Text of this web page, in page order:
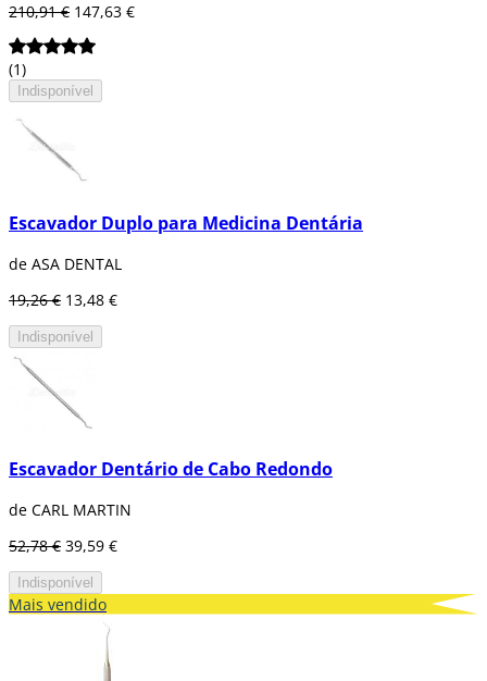
210,91 € 147,63 €
(1)
Indisponível
Escavador Duplo para Medicina Dentária
de ASA DENTAL
19,26 € 13,48 €
Indisponível
Escavador Dentário de Cabo Redondo
de CARL MARTIN
52,78 € 39,59 €
Indisponível
Mais vendido